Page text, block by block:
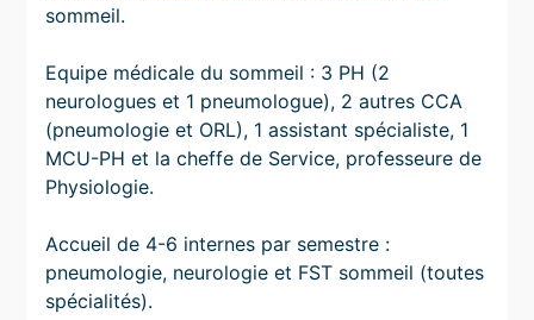
sommeil.
Equipe médicale du sommeil : 3 PH (2
neurologues et 1 pneumologue), 2 autres CCA
(pneumologie et ORL), 1 assistant spécialiste, 1
MCU-PH et la cheffe de Service, professeure de
Physiologie.
Accueil de 4-6 internes par semestre :
pneumologie, neurologie et FST sommeil (toutes
spécialités).